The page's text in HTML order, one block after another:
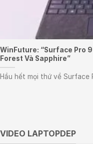
WinFuture: “Surface Pro 9
Forest Và Sapphire”
Hầu hết mọi thứ về Surface
VIDEO LAPTOPDEP